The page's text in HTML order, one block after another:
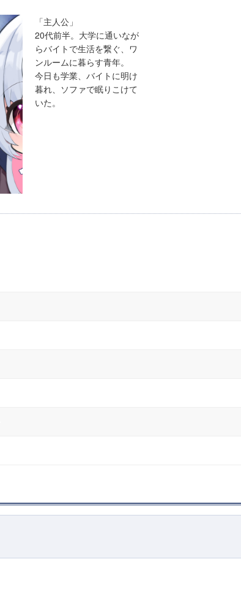
「主人公」
20代前半。大学に通いなが
らバイトで生活を繋ぐ、ワ
ンルームに暮らす青年。
今日も学業、バイトに明け
暮れ、ソファで眠りこけて
いた。